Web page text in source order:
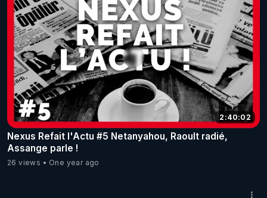
2:40:02
Nexus Refait l'Actu #5 Netanyahou, Raoult radié,
Assange parle !
26 views One year ago